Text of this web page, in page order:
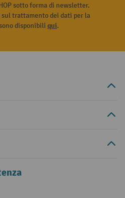
sotto forma di newsletter.
trattamento dei dati per la
disponibili qui.